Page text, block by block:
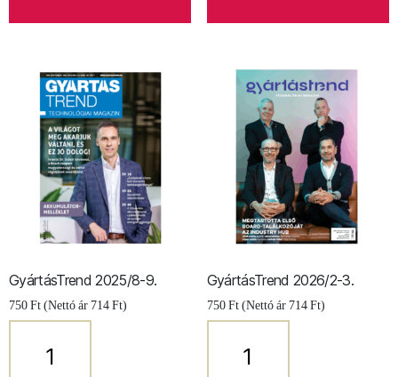
GyártásTrend 2025/8-9.
750Ft(Nettó ár 714Ft)
2025/8-
GyártásTrend 2026/2-3.
750Ft (Nettó ár 714Ft)
2026/2-